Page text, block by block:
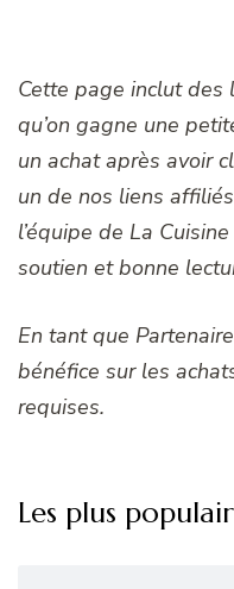
Cette page inclut des
qu’on gagne une
un achat après avoir
un de nos liens
l’équipe de La
soutien et bonne
En tant que
bénéfice sur les
requises.
Les plus